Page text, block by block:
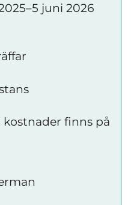
juni 2026
kostnader finns på